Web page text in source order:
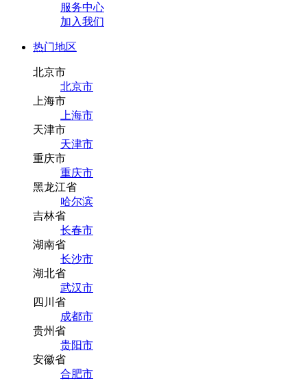
服务中心
加入我们
热门地区
北京市
北京市
上海市
上海市
天津市
天津市
重庆市
重庆市
黑龙江省
哈尔滨
吉林省
长春市
湖南省
长沙市
湖北省
武汉市
四川省
成都市
贵州省
贵阳市
安徽省
合肥市